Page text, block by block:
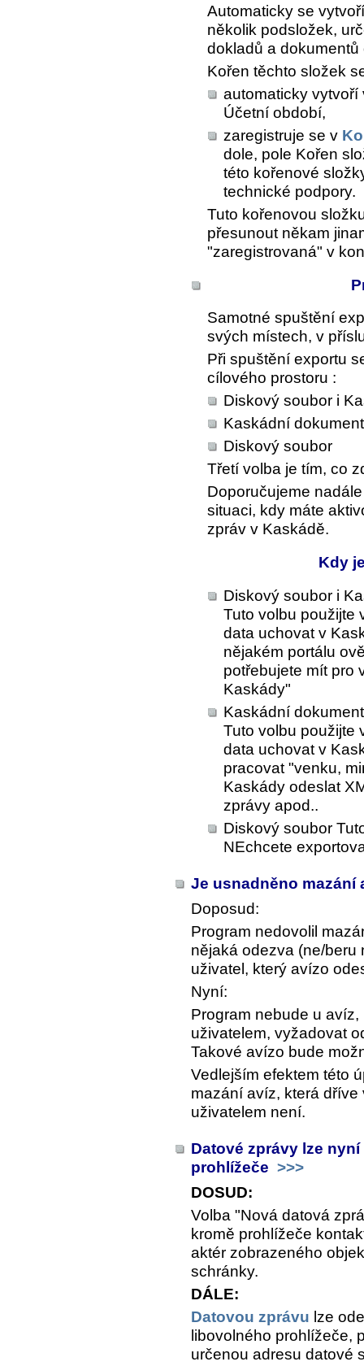
Automaticky se
několik podsložek,
dokladů a dokumentů
Kořen těchto složek
automaticky
Účetní období,
zaregistruje se v
dole, pole Kořen
této kořenové
technické podpory.
Tuto kořenovou
přesunout někam
"zaregistrovaná" v
Samotné spuštění
svých místech, v
Při spuštění exportu
cílového prostoru :
Diskový soubor i
Kaskádní dokument
Diskový soubor
Třetí volba je tím, co
Doporučujeme
situaci, kdy máte
zpráv v Kaskádě.
Kdy
Diskový soubor i
Tuto volbu použijte
data uchovat v
nějakém portálu
potřebujete mít pro
Kaskády"
Kaskádní dokument
Tuto volbu použijte
data uchovat v
pracovat "venku,
Kaskády odeslat
zprávy apod..
Diskový soubor
NEchcete
Je usnadněno
Doposud:
Program nedovolil
nějaká odezva (ne/beru
uživatel, který avízo
Nyní:
Program nebude u
uživatelem, vyžadovat
Takové avízo bude
Vedlejším efektem této
mazání avíz, která dříve
uživatelem není.
Datové zprávy lze
prohlížeče >>>
DOSUD:
Volba "Nová datová
kromě prohlížeče
aktér zobrazeného
schránky.
DÁLE:
Datovou zprávu lze
libovolného prohlížeče,
určenou adresu datové